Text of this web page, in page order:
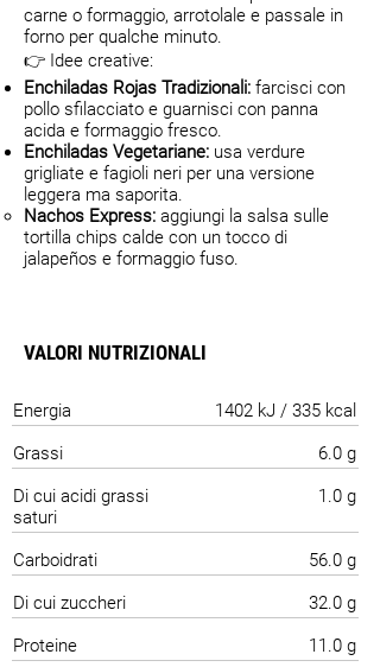
carne o formaggio, arrotolale e passale in
forno per qualche minuto.
👉 Idee creative:
Enchiladas Rojas Tradizionali: farcisci con
pollo sfilacciato e guarnisci con panna
acida e formaggio fresco.
Enchiladas Vegetariane: usa verdure
grigliate e fagioli neri per una versione
leggera ma saporita.
Nachos Express: aggiungi la salsa sulle
tortilla chips calde con un tocco di
jalapeños e formaggio fuso.
VALORI NUTRIZIONALI
Energia
1402 kJ / 335 kcal
Grassi
6.0 g
Di cui acidi grassi
saturi
1.0 g
Carboidrati
56.0 g
Di cui zuccheri
32.0 g
Proteine
11.0 g